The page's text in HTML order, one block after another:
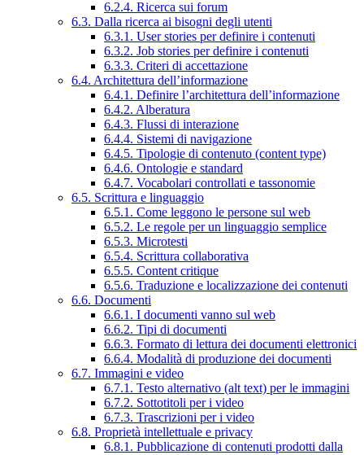
6.2.4. Ricerca sui forum
6.3. Dalla ricerca ai bisogni degli utenti
6.3.1. User stories per definire i contenuti
6.3.2. Job stories per definire i contenuti
6.3.3. Criteri di accettazione
6.4. Architettura dell’informazione
6.4.1. Definire l’architettura dell’informazione
6.4.2. Alberatura
6.4.3. Flussi di interazione
6.4.4. Sistemi di navigazione
6.4.5. Tipologie di contenuto (content type)
6.4.6. Ontologie e standard
6.4.7. Vocabolari controllati e tassonomie
6.5. Scrittura e linguaggio
6.5.1. Come leggono le persone sul web
6.5.2. Le regole per un linguaggio semplice
6.5.3. Microtesti
6.5.4. Scrittura collaborativa
6.5.5. Content critique
6.5.6. Traduzione e localizzazione dei contenuti
6.6. Documenti
6.6.1. I documenti vanno sul web
6.6.2. Tipi di documenti
6.6.3. Formato di lettura dei documenti elettronici
6.6.4. Modalità di produzione dei documenti
6.7. Immagini e video
6.7.1. Testo alternativo (alt text) per le immagini
6.7.2. Sottotitoli per i video
6.7.3. Trascrizioni per i video
6.8. Proprietà intellettuale e privacy
6.8.1. Pubblicazione di contenuti prodotti dalla